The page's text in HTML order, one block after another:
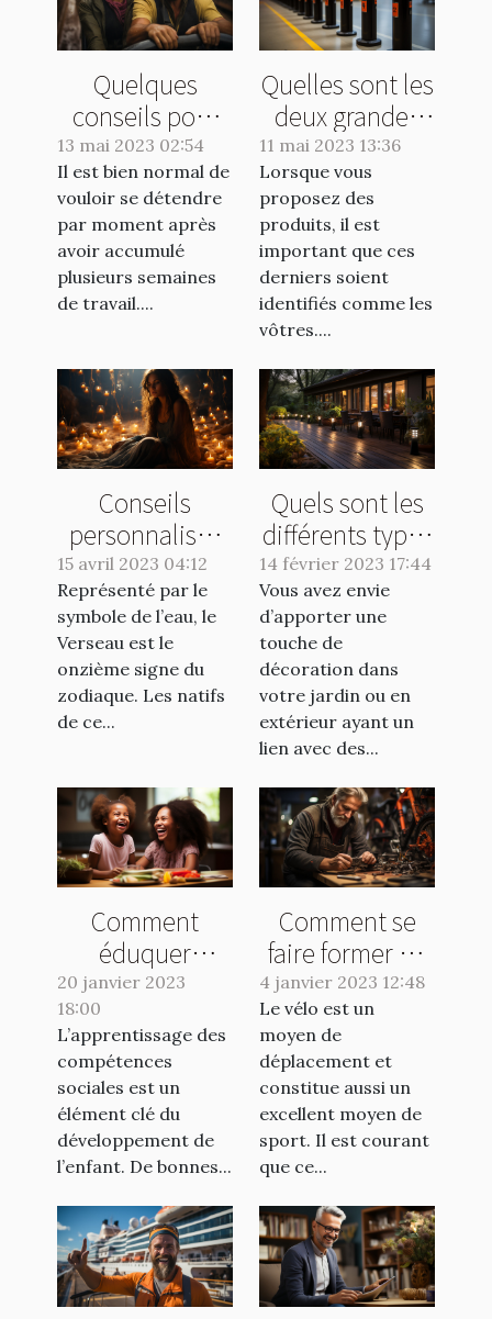
Quelques
conseils pour
éviter les
vomissements
lors d'un tour
de manège
13 mai 2023 02:54
Il est bien normal de
vouloir se détendre
par moment après
avoir accumulé
plusieurs semaines
de travail....
Quelles sont les
deux grandes
catégories de
marquage
industriel?
11 mai 2023 13:36
Lorsque vous
proposez des
produits, il est
important que ces
derniers soient
identifiés comme les
vôtres....
Conseils
personnalisés
pour les natifs
du signe
Verseau :
comment
maximiser votre
potentiel
15 avril 2023 04:12
Représenté par le
symbole de l’eau, le
Verseau est le
onzième signe du
zodiaque. Les natifs
de ce...
Quels sont les
différents types
d’éclairage que
vous pouvez
avoir dans votre
jardin ?
14 février 2023 17:44
Vous avez envie
d’apporter une
touche de
décoration dans
votre jardin ou en
extérieur ayant un
lien avec des...
Comment
éduquer
positivement
votre enfant ?
20 janvier 2023
18:00
L’apprentissage des
compétences
sociales est un
élément clé du
développement de
l’enfant. De bonnes...
Comment se
faire former en
réparation vélo
?
4 janvier 2023 12:48
Le vélo est un
moyen de
déplacement et
constitue aussi un
excellent moyen de
sport. Il est courant
que ce...